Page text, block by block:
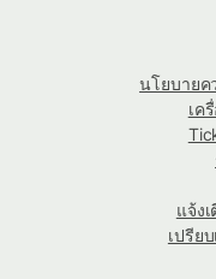
นโยบายค
เค
แจ้ง
เปรีย